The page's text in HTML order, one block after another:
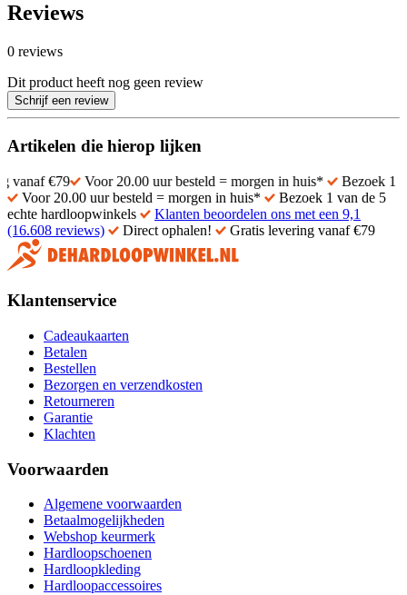
Reviews
0 reviews
Dit product heeft nog geen review
Schrijf een review
Artikelen die hierop lijken
Voor 20.00 uur besteld = morgen in huis*
Bezoek 1 van de 5
Voor 20.00 uur besteld = morgen in huis*
Bezoek 1 van de 5
echte hardloopwinkels
Klanten beoordelen ons met een 9,1
(16.608 reviews)
Direct ophalen! Gratis levering vanaf €79
Klantenservice
Cadeaukaarten
Betalen
Bestellen
Bezorgen en verzendkosten
Retourneren
Garantie
Klachten
Voorwaarden
Algemene voorwaarden
Betaalmogelijkheden
Webshop keurmerk
Hardloopschoenen
Hardloopkleding
Hardloopaccessoires